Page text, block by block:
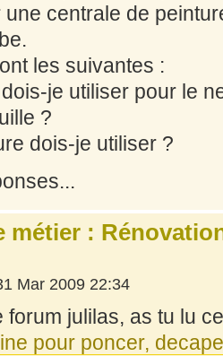
centrale de
les suivantes :
je utiliser pour le
?
dois-je utiliser ?
métier :
Mar 2009 22:34
forum julilas, as tu lu
pour poncer,